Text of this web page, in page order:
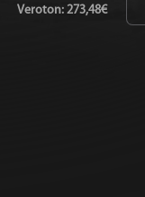
Veroton: 273,48€